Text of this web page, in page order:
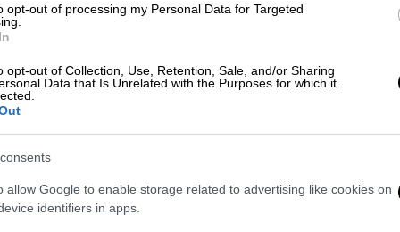
opt-out of processing my Personal Data for Targeted
opt-out of Collection, Use, Retention, Sale, and/or Sharing
Data that Is Unrelated with the Purposes for which it
allow Google to enable storage related to advertising like cookies on
identifiers in apps.
σε
Dragon and is going through
will test overall hand body control,
foot restraint
2024